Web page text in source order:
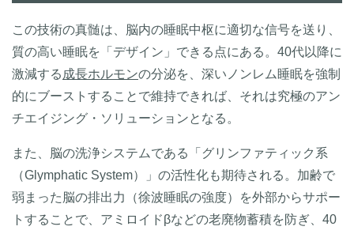
この技術の真髄は、脳内の睡眠中枢に適切な信号を送り、
質の高い睡眠を「デザイン」できる点にある。40代以降に
激減する 成長ホルモンの分泌を、深いノンレム睡眠を強制
的にブーストすることで維持できれば、それは究極のアン
チエイジング・ソリューションとなる。
また、脳の洗浄システムである「グリンファティック系
（Glymphatic System）」の活性化も期待される。加齢で
弱まった脳の排出力（徐波睡眠の強度）を外部からサポー
トすることで、アミロイドβなどの老廃物蓄積を防ぎ、40